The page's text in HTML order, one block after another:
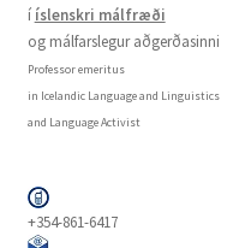
í íslenskri málfræði
og málfarslegur aðgerðasinni
Professor emeritus
in Icelandic Language and Linguistics
and Language Activist
+354-861-6417